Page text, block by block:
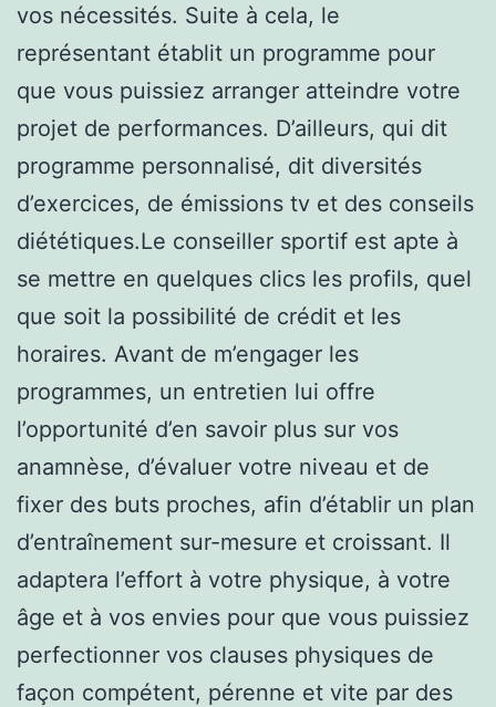
vos nécessités. Suite à cela, le
représentant établit un programme pour
que vous puissiez arranger atteindre votre
projet de performances. D’ailleurs, qui dit
programme personnalisé, dit diversités
d’exercices, de émissions tv et des conseils
diététiques.Le conseiller sportif est apte à
se mettre en quelques clics les profils, quel
que soit la possibilité de crédit et les
horaires. Avant de m’engager les
programmes, un entretien lui offre
l’opportunité d’en savoir plus sur vos
anamnèse, d’évaluer votre niveau et de
fixer des buts proches, afin d’établir un plan
d’entraînement sur-mesure et croissant. Il
adaptera l’effort à votre physique, à votre
âge et à vos envies pour que vous puissiez
perfectionner vos clauses physiques de
façon compétent, pérenne et vite par des